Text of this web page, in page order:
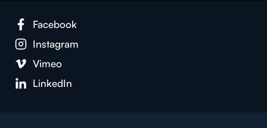
Facebook
Instagram
Vimeo
LinkedIn